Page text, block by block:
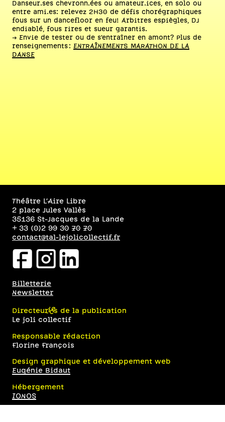
Danseur.ses chevronn.ées ou amateur.ices, en solo ou
entre ami.es: relevez 2H30 de défis chorégraphiques
fous sur un dancefloor en feu! Arbitres espiègles, DJ
endiablé, fous rires et sueur garantis.
→ Envie de tester ou de s’entraîner en amont? Plus de
renseignements : ENTRAÎNEMENTS MARATHON DE LA
DANSE
Théâtre L’Aire Libre
2 place Jules Vallès
35136 St-Jacques de la Lande
+ 33 (0)2 99 30 70 70
contact@tal-lejolicollectif.fr
facebookiconinstagramiconlinkedinicon
Billetterie
Newsletter
Directeur·ices de la publication
Le joli collectif
Responsable rédaction
Florine François
Design graphique et développement web
Eugénie Bidaut
Hébergement
IONOS